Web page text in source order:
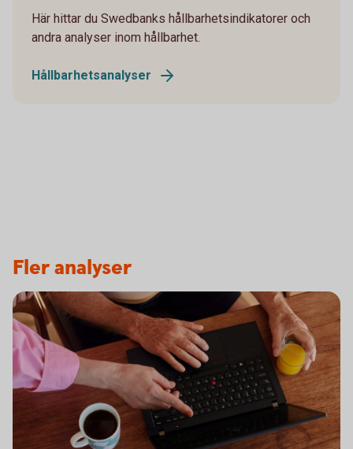
Här hittar du Swedbanks hållbarhetsindikatorer och
andra analyser inom hållbarhet.
Hållbarhetsanalyser
Fler analyser